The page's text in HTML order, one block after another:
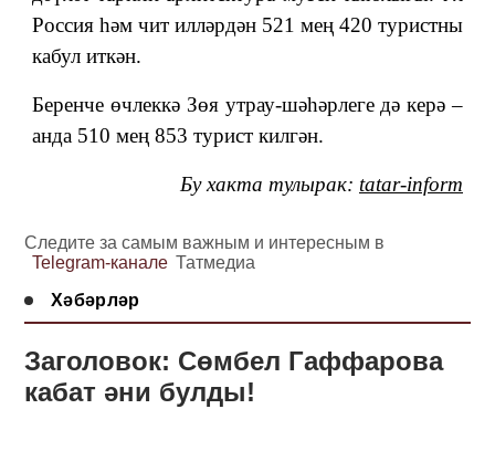
Россия һәм чит илләрдән 521 мең 420 туристны
кабул иткән.
Беренче өчлеккә Зөя утрау-шәһәрлеге дә керә –
анда 510 мең 853 турист килгән.
Бу хакта тулырак: tatar-inform
Следите за самым важным и интересным в
Telegram-канале Татмедиа
Хәбәрләр
Заголовок: Сөмбел Гаффарова
кабат әни булды!